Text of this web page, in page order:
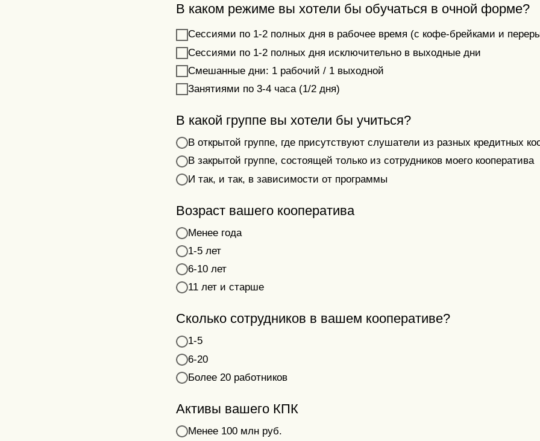
В каком режиме вы хотели бы обучаться в очной форме?
Сессиями по 1-2 полных дня в рабочее время (с кофе-брейками и
Сессиями по 1-2 полных дня исключительно в выходные дни
Смешанные дни: 1 рабочий / 1 выходной
Занятиями по 3-4 часа (1/2 дня)
В какой группе вы хотели бы учиться?
В открытой группе, где присутствуют слушатели из разных кредитных
В закрытой группе, состоящей только из сотрудников моего кооператива
И так, и так, в зависимости от программы
Возраст вашего кооператива
Менее года
1-5 лет
6-10 лет
11 лет и старше
Сколько сотрудников в вашем кооперативе?
1-5
6-20
Более 20 работников
Активы вашего КПК
Менее 100 млн руб.